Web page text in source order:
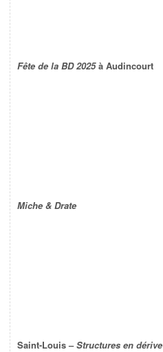
Fête de la BD 2025à Audincourt
Miche & Drate
Saint-Louis –Structures en dérive